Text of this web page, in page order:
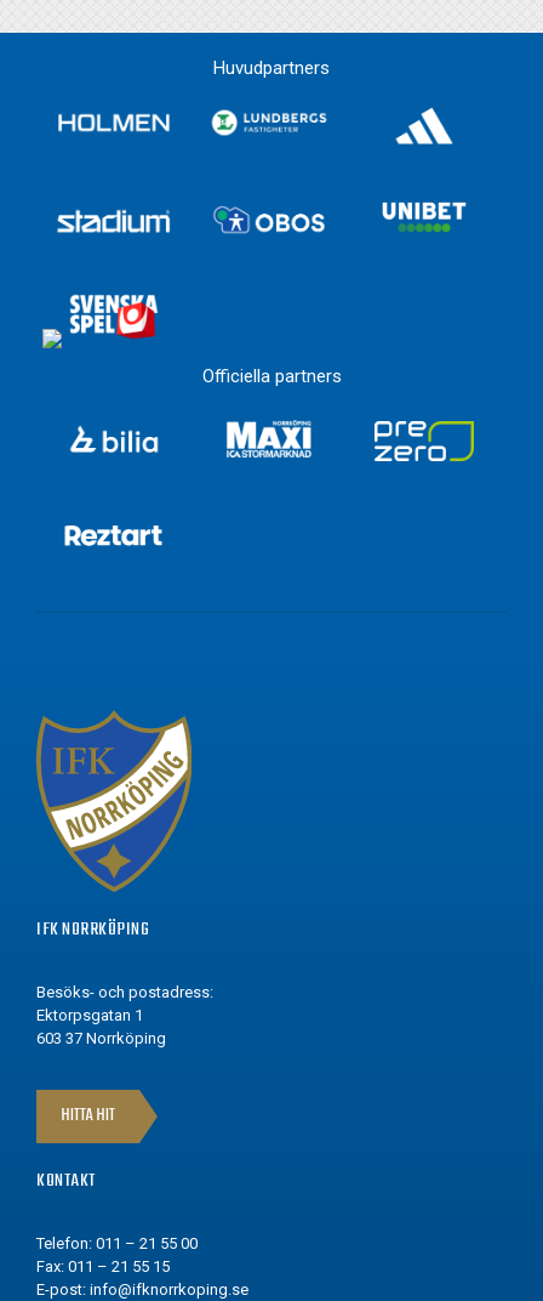
Huvudpartners
Officiella partners
IFK NORRKÖPING
Besöks- och postadress:
Ektorpsgatan 1
603 37 Norrköping
HITTA HIT
KONTAKT
Telefon: 011 – 21 55 00
Fax: 011 – 21 55 15
E-post: info@ifknorrkoping.se